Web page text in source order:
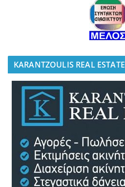
KARANTZOULIS REAL ESTATE